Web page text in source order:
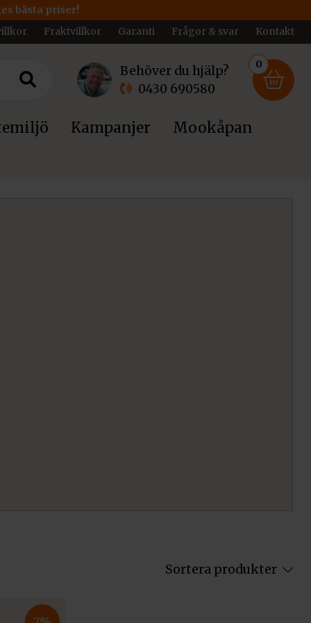
bästa priser!
Fraktvillkor Garanti Frågor & svar Kontakt
Behöver du hjälp?
0430 690580
0
Kampanjer Mookåpan
Sortera produkter